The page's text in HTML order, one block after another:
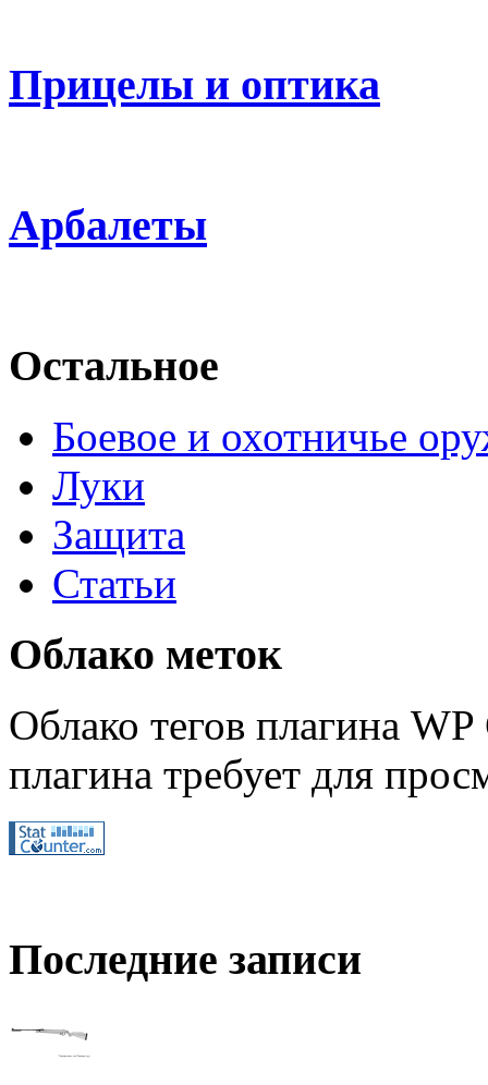
Прицелы и оптика
Арбалеты
Остальное
Боевое и охотничье
Луки
Защита
Статьи
Облако меток
Облако тегов плагина
плагина требует для
Последние записи